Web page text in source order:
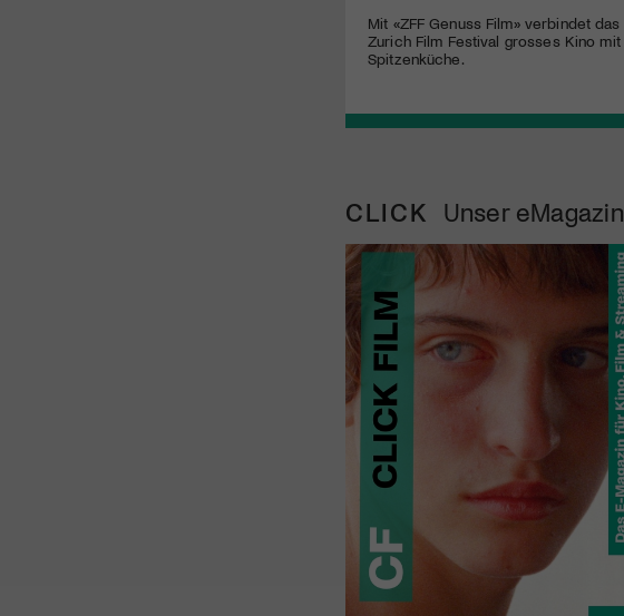
Mit «ZFF Genuss Film» verbindet das
Zurich Film Festival grosses Kino mit
Spitzenküche.
CLICK Unser eMagazin